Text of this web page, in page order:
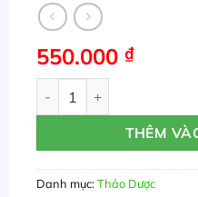
550.000 ₫
THÊM
Danh mục:Thảo Dược